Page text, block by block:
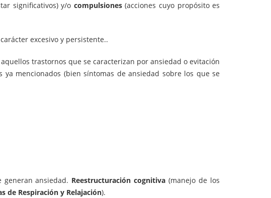
significativos) y/o compulsiones(acciones cuyo propósito es
excesivo y persistente..
trastornos que se caracterizan por ansiedad o evitación
mencionados (bien síntomas de ansiedad sobre los que se
ansiedad. Reestructuración cognitiva (manejo de los
de Respiración y Relajación).